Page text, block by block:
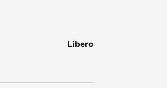
Libero